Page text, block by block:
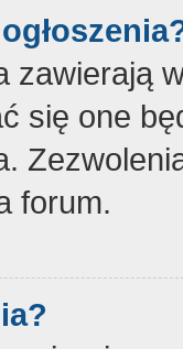
zawierają
się one
forum.